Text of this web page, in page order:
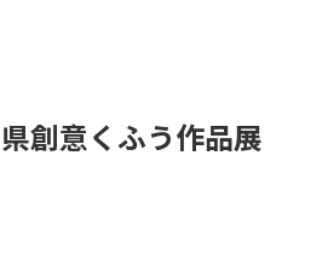
創意くふう作品展